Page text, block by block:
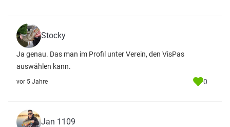
Stocky
Ja genau. Das man im Profil unter Verein, den VisPas
auswählen kann.
vor 5 Jahre 0
Jan 1109